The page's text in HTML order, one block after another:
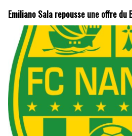
Emiliano Sala repousse une offre du